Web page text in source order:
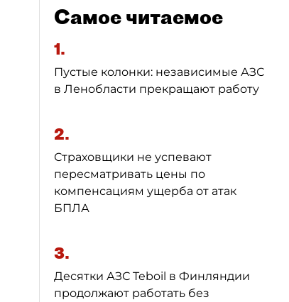
Самое читаемое
1.
Пустые колонки: независимые АЗС
в Ленобласти прекращают работу
2.
Страховщики не успевают
пересматривать цены по
компенсациям ущерба от атак
БПЛА
3.
Десятки АЗС Teboil в Финляндии
продолжают работать без